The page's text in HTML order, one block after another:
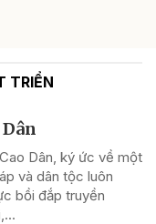
TRIỂN
Dân, ký ức về một
và dân tộc luôn
bồi đắp truyền